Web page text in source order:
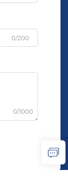
0/200
0/1000